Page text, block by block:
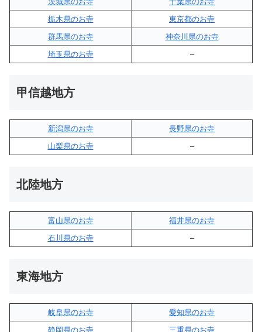
栃木県のお寺
東京都のお寺
群馬県のお寺
神奈川県のお寺
埼玉県のお寺
–
甲信越地方
新潟県のお寺
長野県のお寺
山梨県のお寺
–
北陸地方
富山県のお寺
福井県のお寺
石川県のお寺
–
東海地方
岐阜県のお寺
愛知県のお寺
静岡県のお寺
三重県のお寺